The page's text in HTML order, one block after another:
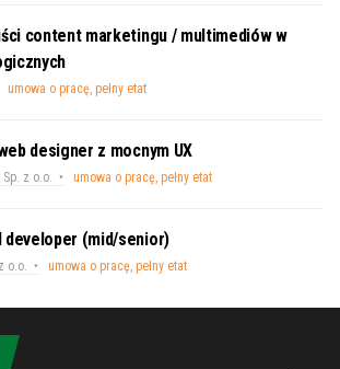
content marketingu / multimediów w
umowa o pracę, pełny etat
designer z mocnym UX
Sp. z o.o. umowa o pracę, pełny etat
developer (mid/senior)
o.o. umowa o pracę, pełny etat